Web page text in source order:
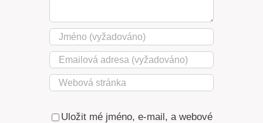
Uložit mé jméno, e-mail, a webové